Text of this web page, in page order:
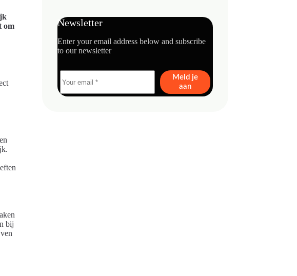
om
bij
Newsletter
Enter your email address below and subscribe
to our newsletter
Meld je
aan